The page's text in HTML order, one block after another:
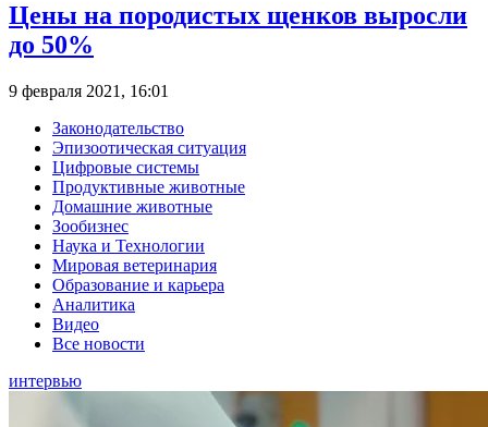
Цены на породистых щенков выросли
до 50%
9 февраля 2021, 16:01
Законодательство
Эпизоотическая ситуация
Цифровые системы
Продуктивные животные
Домашние животные
Зообизнес
Наука и Технологии
Мировая ветеринария
Образование и карьера
Аналитика
Видео
Все новости
интервью